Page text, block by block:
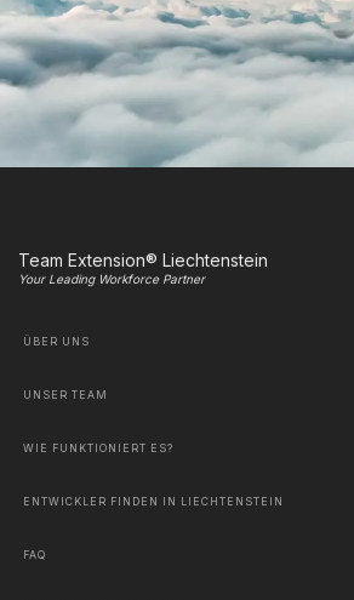
Team Extension® Liechtenstein
Your Leading Workforce Partner
ÜBER UNS
UNSER TEAM
WIE FUNKTIONIERT ES?
ENTWICKLER FINDEN IN LIECHTENSTEIN
FAQ